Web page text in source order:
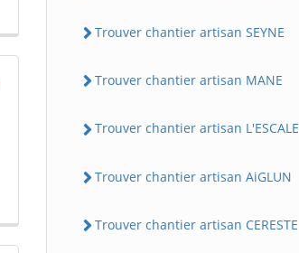
Trouver chantier artisan SEYNE
Trouver chantier artisan MANE
Trouver chantier artisan L'ESCALE
Trouver chantier artisan AiGLUN
Trouver chantier artisan CERESTE